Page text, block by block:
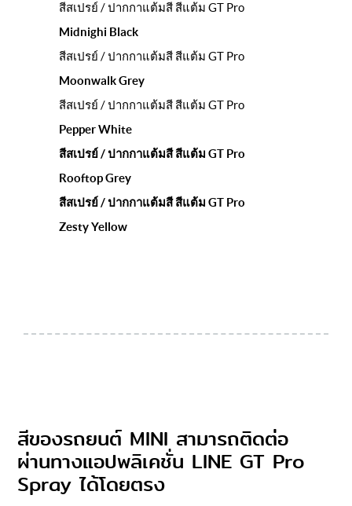
สีสเปรย์ / ปากกาแต้มสี สีแต้ม GT Pro
Midnighi Black
สีสเปรย์ / ปากกาแต้มสี สีแต้ม GT Pro
Moonwalk Grey
สีสเปรย์ / ปากกาแต้มสี สีแต้ม GT Pro
Pepper White
สีสเปรย์ / ปากกาแต้มสี สีแต้ม GT Pro
Rooftop Grey
สีสเปรย์ / ปากกาแต้มสี สีแต้ม GT Pro
Zesty Yellow
สีของรถยนต์ MINI สามารถติดต่อ
ผ่านทางแอปพลิเคชั่น LINE GT Pro
Spray ได้โดยตรง